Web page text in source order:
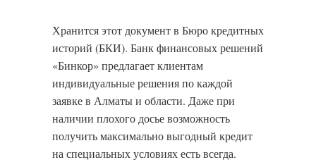
Хранится этот документ в Бюро кредитных
историй (БКИ). Банк финансовых решений
«Бинкор» предлагает клиентам
индивидуальные решения по каждой
заявке в Алматы и области. Даже при
наличии плохого досье возможность
получить максимально выгодный кредит
на специальных условиях есть всегда.